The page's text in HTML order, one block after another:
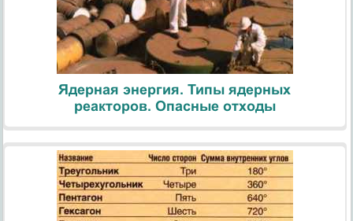
Ядерная энергия. Типы ядерных
реакторов. Опасные отходы